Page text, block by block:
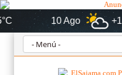
10 Ago +14°C